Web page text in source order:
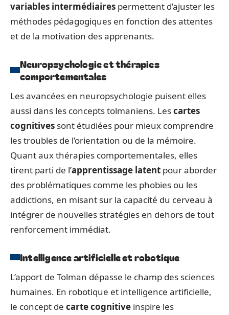
variables intermédiaires permettent d’ajuster les
méthodes pédagogiques en fonction des attentes
et de la motivation des apprenants.
Neuropsychologie et thérapies
comportementales
Les avancées en neuropsychologie puisent elles
aussi dans les concepts tolmaniens. Lescartes
cognitives sont étudiées pour mieux comprendre
les troubles de l’orientation ou de la mémoire.
Quant aux thérapies comportementales, elles
tirent parti de l’apprentissage latent pour aborder
des problématiques comme les phobies ou les
addictions, en misant sur la capacité du cerveau à
intégrer de nouvelles stratégies en dehors de tout
renforcement immédiat.
Intelligence artificielle et robotique
L’apport de Tolman dépasse le champ des sciences
humaines. En robotique et intelligence artificielle,
le concept de carte cognitive inspire les